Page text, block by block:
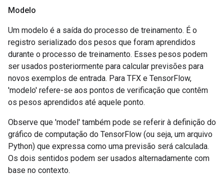
Modelo
Um modelo é a saída do processo de treinamento. É o
registro serializado dos pesos que foram aprendidos
durante o processo de treinamento. Esses pesos podem
ser usados ​​posteriormente para calcular previsões para
novos exemplos de entrada. Para TFX e TensorFlow,
'modelo' refere-se aos pontos de verificação que contêm
os pesos aprendidos até aquele ponto.
Observe que 'model' também pode se referir à definição do
gráfico de computação do TensorFlow (ou seja, um arquivo
Python) que expressa como uma previsão será calculada.
Os dois sentidos podem ser usados ​​alternadamente com
base no contexto.